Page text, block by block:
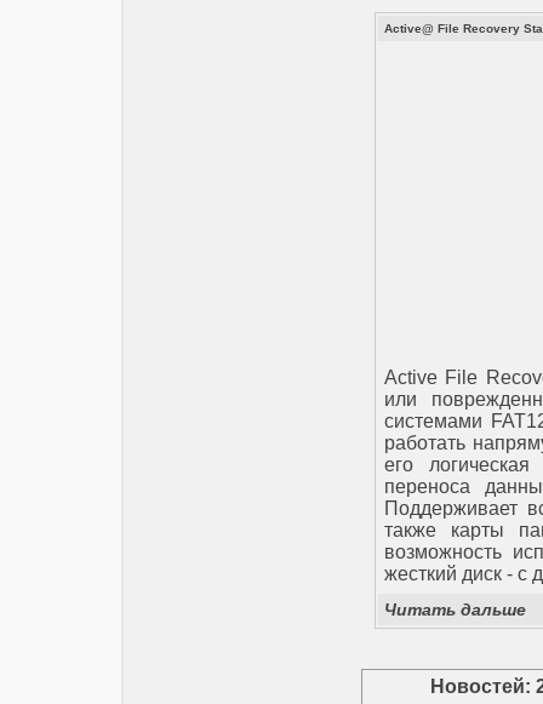
Active@ File Recovery
Active File
или
системами
работать
его
переноса
Поддерживает
также карты
возможность
жесткий диск - с
Читать дальше
Новостей: